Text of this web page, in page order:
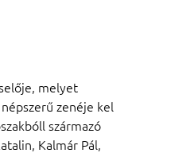
melyet
népszerű zenéje kel
származó
Kalmár Pál,